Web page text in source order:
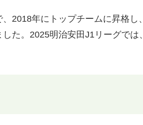
2018年にトップチームに昇格
た。2025明治安田J1リーグで